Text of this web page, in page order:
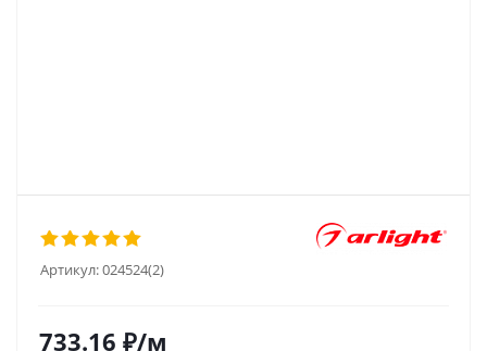
Артикул:024524(2)
733.16 ₽/м